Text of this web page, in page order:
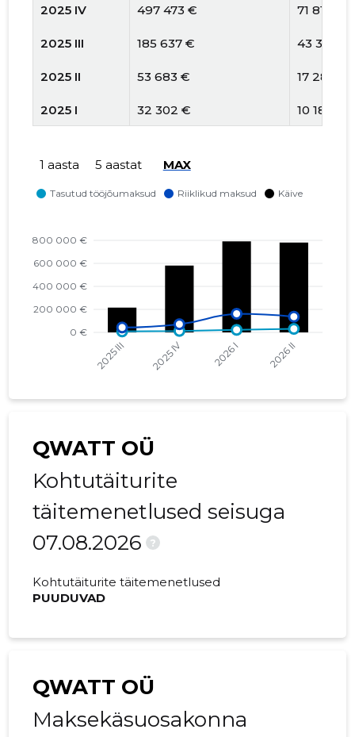
2025 IV 497 473 € 71 814 €
2025 III 185 637 € 43 355 €
2025 II 53 683 € 17 285 €
2025 I 32 302 € 10 180 €
2024 I 4056 €
2022 IV - -
1 aasta 5 aastat MAX
QWATT OÜ
Kohtutäiturite
täitemenetlused seisuga
07.08.2026
?
Kohtutäiturite täitemenetlused
PUUDUVAD
QWATT OÜ
Maksekäsuosakonna